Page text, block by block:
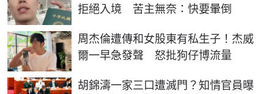
拒絕入境 苦主無奈：快要暈倒
周杰倫遭傳和女股東有私生子！杰威
爾一早急發聲 怒批狗仔博流量
胡錦濤一家三口遭滅門？知情官員曝